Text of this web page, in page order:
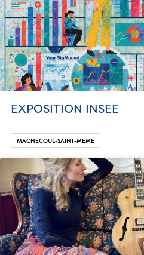
EXPOSITION INSEE
MACHECOUL-SAINT-MEME